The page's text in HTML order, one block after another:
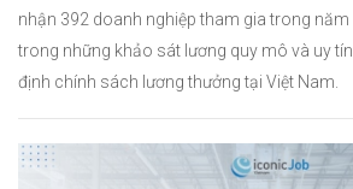
nhận 392 doanh nghiệp tham gia trong
trong những khảo sát lương quy mô và uy
định chính sách lương thưởng tại Việt Nam.